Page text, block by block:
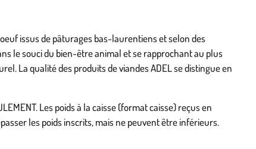
issus de pâturages bas-laurentiens et selon des
le souci du bien-être animal et se rapprochant au plus
La qualité des produits de viandes ADEL se distingue en
Les poids à la caisse (format caisse) reçus en
les poids inscrits, mais ne peuvent être inférieurs.